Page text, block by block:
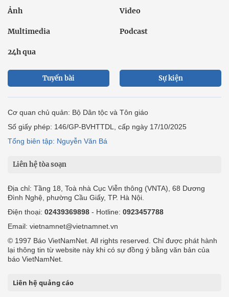
Ảnh Video
Multimedia Podcast
24h qua
Tuyến bài Sự kiện
Cơ quan chủ quản: Bộ Dân tộc và Tôn giáo
Số giấy phép: 146/GP-BVHTTDL, cấp ngày 17/10/2025
Tổng biên tập: Nguyễn Văn Bá
Liên hệ tòa soạn
Địa chỉ: Tầng 18, Toà nhà Cục Viễn thông (VNTA), 68 Dương
Đình Nghệ, phường Cầu Giấy, TP. Hà Nội.
Điện thoại: 02439369898 - Hotline: 0923457788
Email: vietnamnet@vietnamnet.vn
© 1997 Báo VietNamNet. All rights reserved. Chỉ được phát hành
lại thông tin từ website này khi có sự đồng ý bằng văn bản của
báo VietNamNet.
Liên hệ quảng cáo